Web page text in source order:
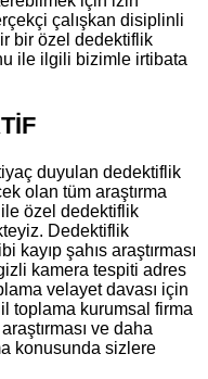
çalışkan disiplinli
bir özel dedektiflik
ile ilgili bizimle irtibata
duyulan dedektiflik
olan tüm araştırma
özel dedektiflik
Dedektiflik
şahıs araştırması
kamera tespiti adres
velayet davası için
toplama kurumsal firma
ve daha
konusunda sizlere